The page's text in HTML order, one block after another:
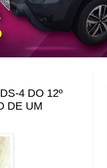
4 DO 12º
DE UM